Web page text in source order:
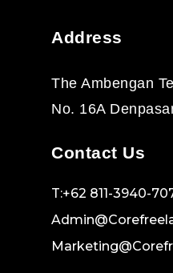
Address
The Ambengan
No. 16A
Contact Us
T:+62 811-3940-